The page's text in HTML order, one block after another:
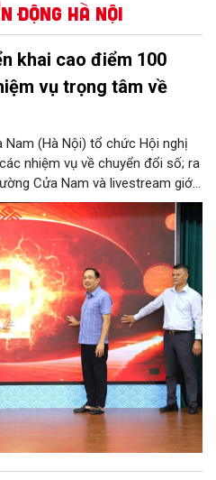
động Hà Nội
khai cao điểm 100
vụ trọng tâm về
Nam (Hà Nội) tổ chức Hội nghị
nhiệm vụ về chuyển đổi số; ra
Cửa Nam và livestream giới
với di sản, văn hóa kiến trúc